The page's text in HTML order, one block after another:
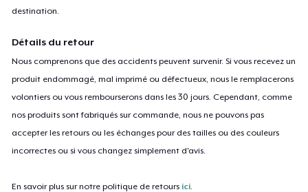
destination.
Détails du retour
Nous comprenons que des accidents peuvent survenir. Si vous recevez un
produit endommagé, mal imprimé ou défectueux, nous le remplacerons
volontiers ou vous rembourserons dans les 30 jours. Cependant, comme
nos produits sont fabriqués sur commande, nous ne pouvons pas
accepter les retours ou les échanges pour des tailles ou des couleurs
incorrectes ou si vous changez simplement d'avis.
En savoir plus sur notre politique de retours ici